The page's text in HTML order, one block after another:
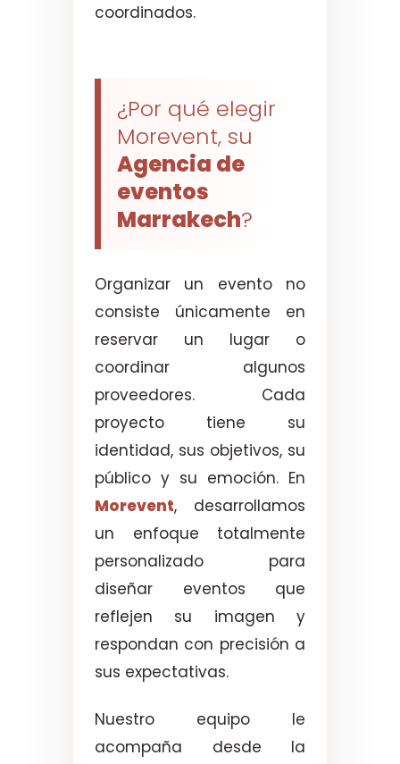
coordinados.
¿Por qué elegir
Morevent, su
Agencia de
eventos
Marrakech?
Organizar un evento no
consiste únicamente en
reservar un lugar o
coordinar algunos
proveedores. Cada
proyecto tiene su
identidad, sus objetivos, su
público y su emoción. En
Morevent, desarrollamos
un enfoque totalmente
personalizado para
diseñar eventos que
reflejen su imagen y
respondan con precisión a
sus expectativas.
Nuestro equipo le
acompaña desde la